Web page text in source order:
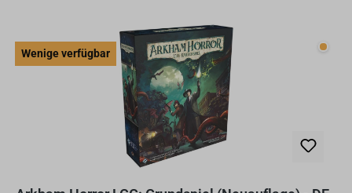
Wenige verfügbar